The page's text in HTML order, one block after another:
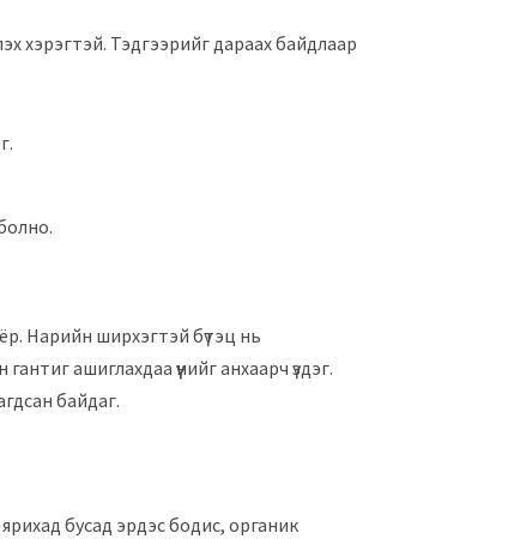
хэрэгтэй. Тэдгээрийг дараах байдлаар
Нарийн ширхэгтэй бүтэц нь
ашиглахдаа үүнийг анхаарч үздэг.
байдаг.
бусад эрдэс бодис, органик